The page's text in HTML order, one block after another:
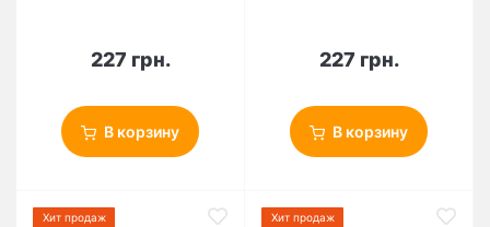
227 грн.
В корзину
227 грн.
В корзину
Хит продаж
Хит продаж